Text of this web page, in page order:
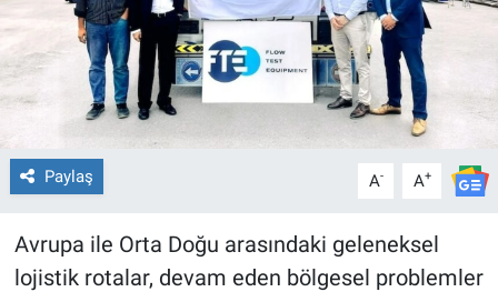
Paylaş A- A+
Avrupa ile Orta Doğu arasındaki geleneksel
lojistik rotalar, devam eden bölgesel problemler